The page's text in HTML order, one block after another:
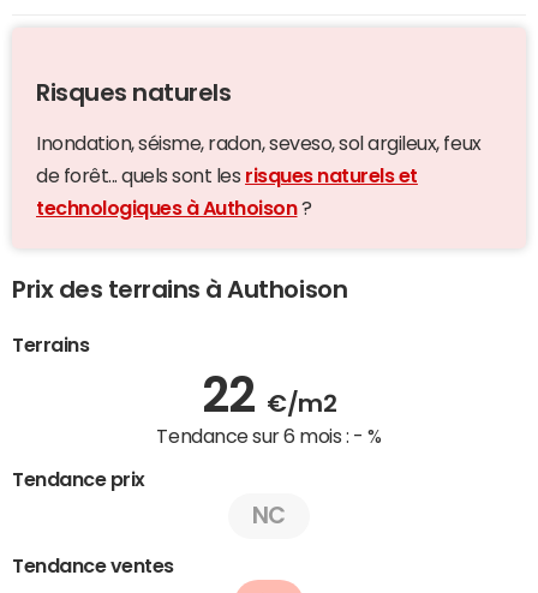
Risques naturels
Inondation, séisme, radon, seveso, sol argileux, feux
de forêt... quels sont les risques naturels et
technologiques à Authoison?
Prix des terrains à Authoison
Terrains
22 €/m2
Tendance sur 6 mois : - %
Tendance prix
NC
Tendance ventes